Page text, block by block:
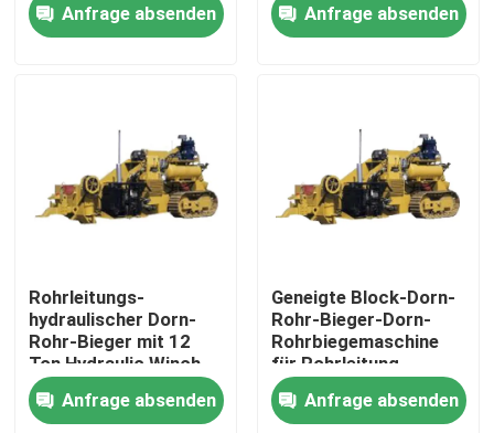
Über uns
Qualitätskontrolle
Treten Sie mit uns in Verbindung
Anfrage absenden
Anfrage absenden
Rohrleitungs-
hydraulischer Dorn-
Rohr-Bieger mit 12
Ton Hydraulic Winch
Tension
Anfrage absenden
Geneigte Block-Dorn-
Rohr-Bieger-Dorn-
Rohrbiegemaschine
für Rohrleitung
Anfrage absenden